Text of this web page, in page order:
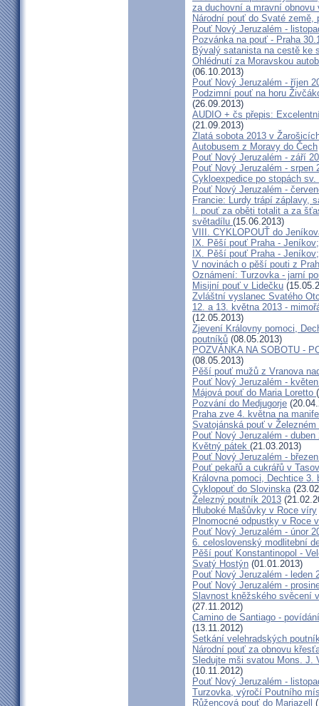
za duchovní a mravní obnovu
Národní pouť do Svaté země,
Pouť Nový Jeruzalém -
Pozvánka na pouť - Praha
Bývalý satanista na cestě ke
Ohlédnutí za Moravskou
(06.10.2013)
Pouť Nový Jeruzalém - říjen
Podzimní pouť na horu
(26.09.2013)
AUDIO + čs přepis:
(21.09.2013)
Zlatá sobota 2013 v
Autobusem z Moravy do Čech
Pouť Nový Jeruzalém - září
Pouť Nový Jeruzalém - srpen
Cykloexpedice po stopách
Pouť Nový Jeruzalém -
Francie: Lurdy trápí záplavy,
I. pouť za oběti totalit a za
světadílu (15.06.2013)
VIII. CYKLOPOUŤ do
IX. Pěší pouť Praha -
IX. Pěší pouť Praha -
V novinách o pěší pouti z
Oznámení: Turzovka - jarní
Misijní pouť v Lidečku
Zvláštní vyslanec Svatého
12. a 13. května 2013 -
(12.05.2013)
Zjevení Královny pomoci,
poutníků (08.05.2013)
POZVÁNKA NA SOBOTU -
(08.05.2013)
Pěší pouť mužů z Vranova
Pouť Nový Jeruzalém -
Májová pouť do Maria Loretto
Pozvání do Medjugorje
Praha zve 4. května na
Svatojánská pouť v Železném
Pouť Nový Jeruzalém - duben
Květný pátek (21.03.2013)
Pouť Nový Jeruzalém -
Pouť pekařů a cukrářů v
Královna pomoci, Dechtice
Cyklopouť do Slovinska
Železný poutník 2013
Hluboké Mašůvky v Roce víry
Plnomocné odpustky v Roce
Pouť Nový Jeruzalém - únor
6. celoslovenský modlitební
Pěší pouť Konstantinopol -
Svatý Hostýn (01.01.2013)
Pouť Nový Jeruzalém - leden
Pouť Nový Jeruzalém -
Slavnost kněžského svěcení
(27.11.2012)
Camino de Santiago -
(13.11.2012)
Setkání velehradských
Národní pouť za obnovu
Sledujte mši svatou Mons. J.
(10.11.2012)
Pouť Nový Jeruzalém -
Turzovka, výročí Poutního
Růžencová pouť do Mariazell